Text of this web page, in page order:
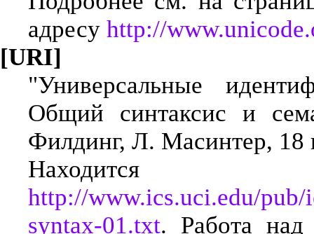
адресу http://
[URI]
"Универсальные
Общий синтаксис и
Филдинг, Л. Масинтер, 18
http://www.ics.uci.edu/
syntax-01.txt. Работа